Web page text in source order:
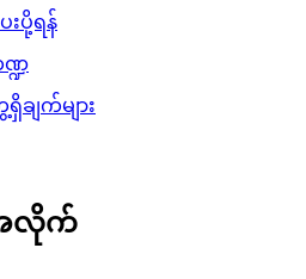
းပို့ရန်
ဍ
ချက်များ
အလိုက်